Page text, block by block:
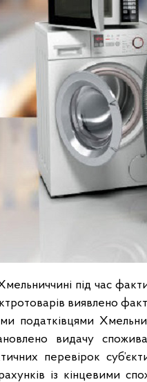
під час
виявлено
податківцями
видачу
перевірок
із кінцевими